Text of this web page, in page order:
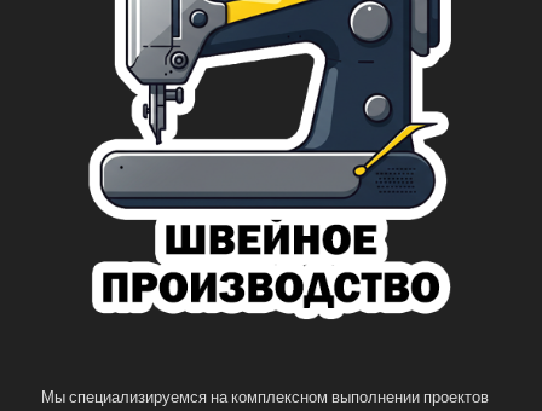
Мы специализируемся на комплексном выполнении проектов